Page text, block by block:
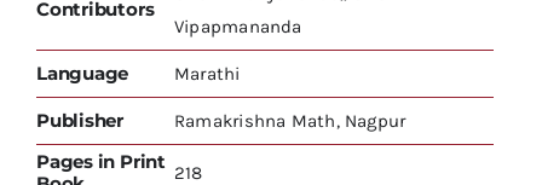
Contributors
Vipapmananda
Language Marathi
Publisher Ramakrishna Math, Nagpur
Pages in Print 218